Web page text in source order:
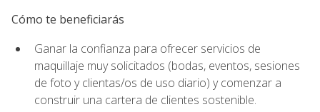
Cómo te beneficiarás
Ganar la confianza para ofrecer servicios de
maquillaje muy solicitados (bodas, eventos, sesiones
de foto y clientas/os de uso diario) y comenzar a
construir una cartera de clientes sostenible.